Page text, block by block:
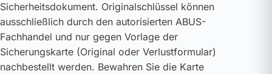
Sicherheitsdokument. Originalschlüssel können
ausschließlich durch den autorisierten ABUS-
Fachhandel und nur gegen Vorlage der
Sicherungskarte (Original oder Verlustformular)
nachbestellt werden. Bewahren Sie die Karte